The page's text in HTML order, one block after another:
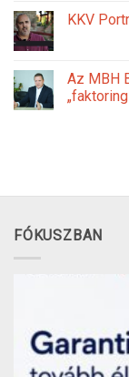
KKV
Az MBH
FÓKUSZBAN